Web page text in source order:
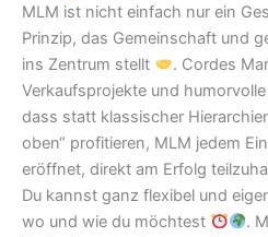
MLM ist nicht einfach nur ein
Prinzip, das Gemeinschaft und
ins Zentrum stellt
. Cordes
Verkaufsprojekte und
dass statt klassischer
oben“ profitieren, MLM jedem
eröffnet, direkt am Erfolg
Du kannst ganz flexibel und
wo und wie du möchtest
.